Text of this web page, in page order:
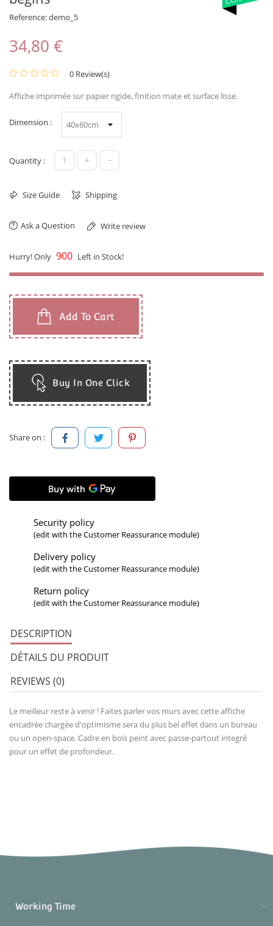
Reference:demo_5
34,80 €
0 Review(s)
Affiche imprimée sur papier rigide, finition mate et surface lisse.
Dimension :
Quantity : + -
Size Guide Shipping
Ask a Question Write review
Hurry! Only 900 Left in Stock!
Add To Cart
Buy In One Click
Share on :
Security policy
(edit with the Customer Reassurance module)
Delivery policy
(edit with the Customer Reassurance module)
Return policy
(edit with the Customer Reassurance module)
DESCRIPTION
DÉTAILS DU PRODUIT
REVIEWS (0)
Le meilleur reste à venir ! Faites parler vos murs avec cette affiche
encadrée chargée d'optimisme sera du plus bel effet dans un bureau
ou un open-space. Cadre en bois peint avec passe-partout integré
pour un effet de profondeur.
Working Time